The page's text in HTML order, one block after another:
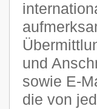
und
sowie E-
die von